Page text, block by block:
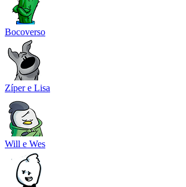
Bocoverso
Zíper e Lisa
Will e Wes